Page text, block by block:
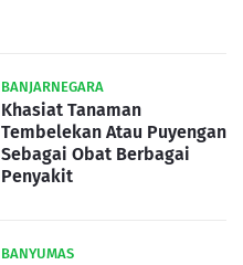
BANJARNEGARA
Khasiat Tanaman
Tembelekan Atau Puyengan
Sebagai Obat Berbagai
Penyakit
BANYUMAS